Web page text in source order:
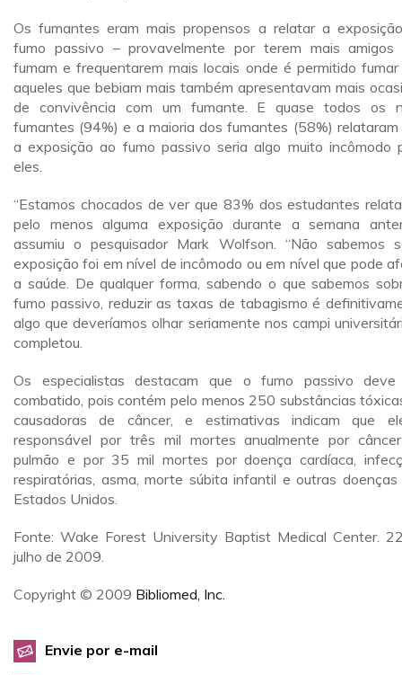
Os fumantes eram mais propensos a relatar a
fumo passivo – provavelmente por terem mais amigos
fumam e frequentarem mais locais onde é permitido fumar
aqueles que bebiam mais também apresentavam mais
de convivência com um fumante. E quase todos os
fumantes (94%) e a maioria dos fumantes (58%) relataram
a exposição ao fumo passivo seria algo muito incômodo
eles.
“Estamos chocados de ver que 83% dos estudantes
pelo menos alguma exposição durante a semana
assumiu o pesquisador Mark Wolfson. “Não sabemos
exposição foi em nível de incômodo ou em nível que pode
a saúde. De qualquer forma, sabendo o que sabemos
fumo passivo, reduzir as taxas de tabagismo é
algo que deveríamos olhar seriamente nos campi
completou.
Os especialistas destacam que o fumo passivo
combatido, pois contém pelo menos 250 substâncias
causadoras de câncer, e estimativas indicam que
responsável por três mil mortes anualmente por
pulmão e por 35 mil mortes por doença cardíaca,
respiratórias, asma, morte súbita infantil e outras doenças
Estados Unidos.
Fonte: Wake Forest University Baptist Medical Center.
julho de 2009.
Copyright © 2009 Bibliomed, Inc.
Envie por e-mail